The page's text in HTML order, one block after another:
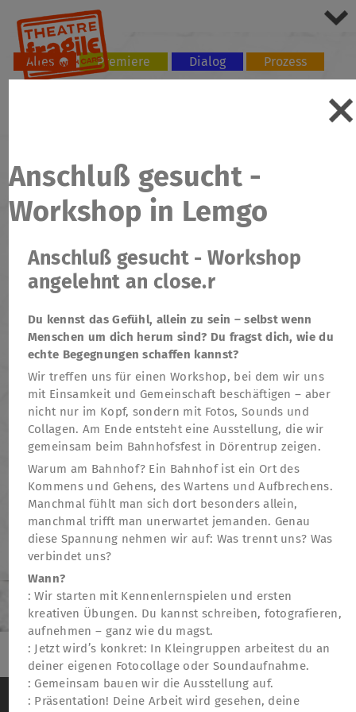
Alles Premiere Dialog
Prozess
Anschluß gesucht -
Workshop in Lemgo
Anschluß gesucht - Workshop
angelehnt an close.r
Du kennst das Gefühl, allein zu sein – selbst wenn
Menschen um dich herum sind? Du fragst dich, wie du
echte Begegnungen schaffen kannst?
Wir treffen uns für einen Workshop, bei dem wir uns
mit Einsamkeit und Gemeinschaft beschäftigen – aber
nicht nur im Kopf, sondern mit Fotos, Sounds und
Collagen. Am Ende entsteht eine Ausstellung, die wir
gemeinsam beim Bahnhofsfest in Dörentrup zeigen.
Warum am Bahnhof? Ein Bahnhof ist ein Ort des
Kommens und Gehens, des Wartens und Aufbrechens.
Manchmal fühlt man sich dort besonders allein,
manchmal trifft man unerwartet jemanden. Genau
diese Spannung nehmen wir auf: Was trennt uns? Was
verbindet uns?
Wann?
: Wir starten mit Kennenlernspielen und ersten
kreativen Übungen. Du kannst schreiben, fotografieren,
aufnehmen – ganz wie du magst.
: Jetzt wird’s konkret: In Kleingruppen arbeitest du an
deiner eigenen Fotocollage oder Soundaufnahme.
: Gemeinsam bauen wir die Ausstellung auf.
: Präsentation! Deine Arbeit wird gesehen, deine
TheatreFragile
Newsletter . Spenden . Förderung . Kontakt
Wir verwenden Cookies, um das Besucherverhalten
auf der Website anonym zu messen
Weitere